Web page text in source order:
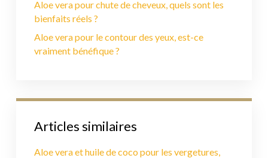
Aloe vera pour chute de cheveux, quels sont les
bienfaits réels ?
Aloe vera pour le contour des yeux, est-ce
vraiment bénéfique ?
Articles similaires
Aloe vera et huile de coco pour les vergetures,